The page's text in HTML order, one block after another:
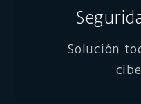
Solución